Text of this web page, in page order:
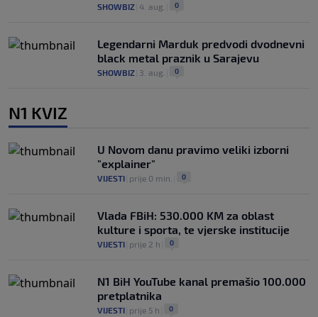
SHOWBIZ 4. aug. 0
Legendarni Marduk predvodi dvodnevni
black metal praznik u Sarajevu
SHOWBIZ 3. aug. 0
N1 KVIZ
U Novom danu pravimo veliki izborni
"explainer"
VIJESTI prije 0 min. 0
Vlada FBiH: 530.000 KM za oblast
kulture i sporta, te vjerske institucije
VIJESTI prije 2 h 0
N1 BiH YouTube kanal premašio 100.000
pretplatnika
VIJESTI prije 5 h 0